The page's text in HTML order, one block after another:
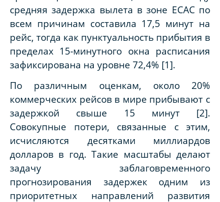
средняя задержка вылета в зоне ECAC по
всем причинам составила 17,5 минут на
рейс, тогда как пунктуальность прибытия в
пределах 15-минутного окна расписания
зафиксирована на уровне 72,4% [1].
По различным оценкам, около 20%
коммерческих рейсов в мире прибывают с
задержкой свыше 15 минут [2].
Совокупные потери, связанные с этим,
исчисляются десятками миллиардов
долларов в год. Такие масштабы делают
задачу заблаговременного
прогнозирования задержек одним из
приоритетных направлений развития